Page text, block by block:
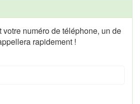
votre numéro de téléphone, un de
rapidement !